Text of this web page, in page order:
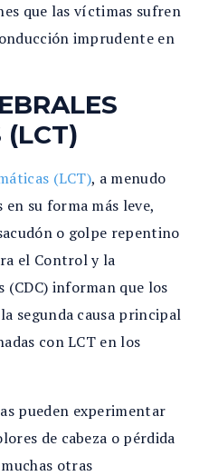
que las víctimas sufren
imprudente en
(LCT)
(LCT), a menudo
su forma más leve,
o golpe repentino
el Control y la
(CDC) informan que los
segunda causa principal
con LCT en los
pueden experimentar
de cabeza o pérdida
otras